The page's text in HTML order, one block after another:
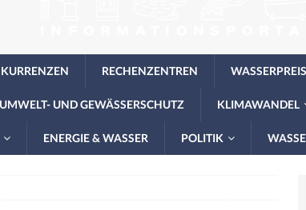
RECHENZENTREN
UMWELT- UND GEWÄSSERSCHUTZ KLIMAWANDEL
ENERGIE & WASSER POLITIK